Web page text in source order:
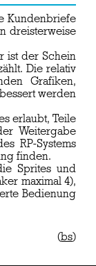
Kundenbriefe
dreisterweise
ist der Schein
Die relativ
Grafiken,
werden
erlaubt, Teile
Weitergabe
RP-Systems
finden.
Sprites und
maximal 4),
Bedienung
(bs)